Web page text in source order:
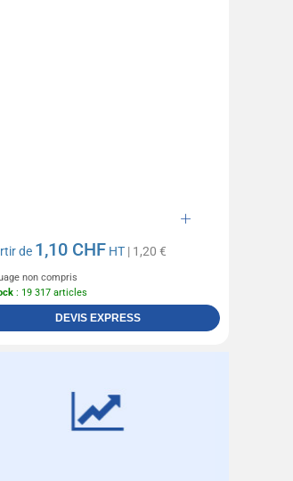
de 1,10 CHF HT | 1,20 €
non compris
: 19 317 articles
DEVIS EXPRESS